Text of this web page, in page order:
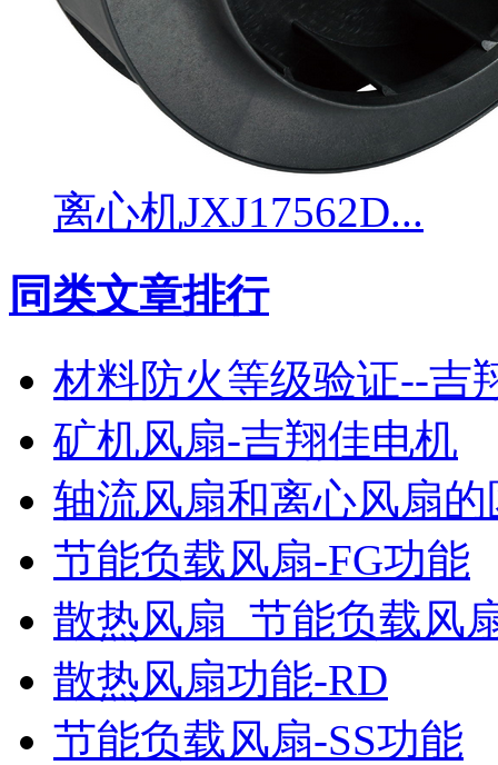
离心机JXJ17562D...
同类文章排行
材料防火等级验证--吉
矿机风扇-吉翔佳电机
轴流风扇和离心风扇
节能负载风扇-FG功能
散热风扇_节能负载风
散热风扇功能-RD
节能负载风扇-SS功能